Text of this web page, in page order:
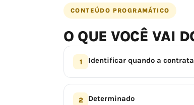
CONTEÚDO PROGRAMÁTICO
O QUE VOCÊ VAI
1 Identificar quando a
2 Determinado